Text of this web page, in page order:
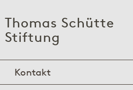
Thomas Schütte
Stiftung
Kontakt